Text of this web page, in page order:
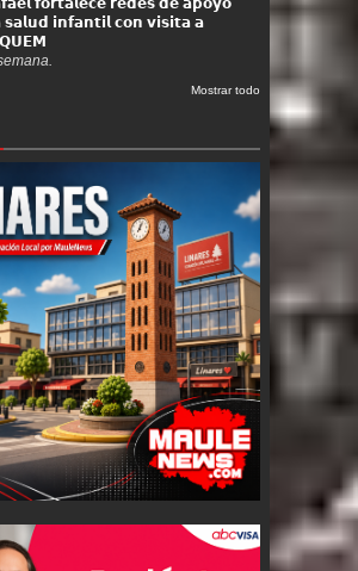
𝗳𝗼𝗿𝘁𝗮𝗹𝗲𝗰𝗲 𝗿𝗲𝗱𝗲𝘀 𝗱𝗲 𝗮𝗽𝗼𝘆𝗼
𝘀𝗮𝗹𝘂𝗱 𝗶𝗻𝗳𝗮𝗻𝘁𝗶𝗹 𝗰𝗼𝗻 𝘃𝗶𝘀𝗶𝘁𝗮 𝗮
Mostrar todo